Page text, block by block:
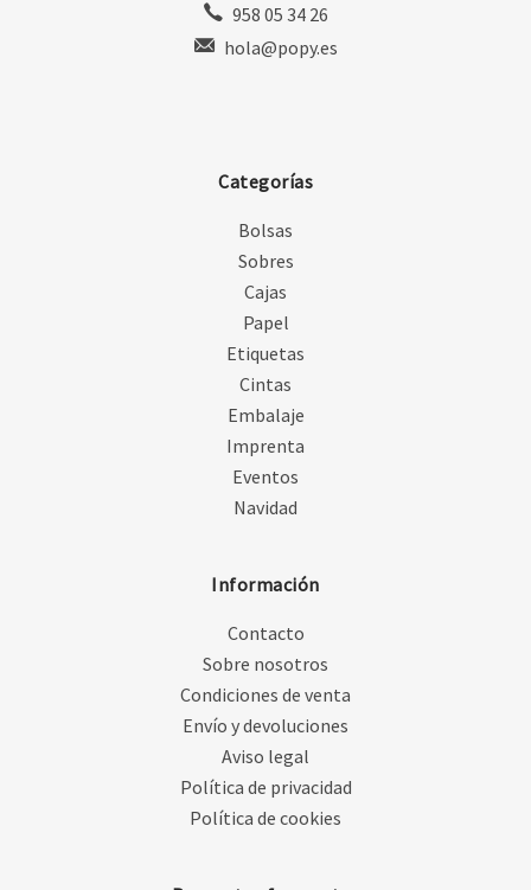
958 05 34 26
hola@popy.es
Categorías
Bolsas
Sobres
Cajas
Papel
Etiquetas
Cintas
Embalaje
Imprenta
Eventos
Navidad
Información
Contacto
Sobre nosotros
Condiciones de venta
Envío y devoluciones
Aviso legal
Política de privacidad
Política de cookies